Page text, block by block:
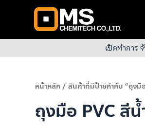
เปิดทำการ
หน้าหลัก/ สินค้าที่มีป้ายกำกับ “ถุงมื
ถุงมือ PVC สี